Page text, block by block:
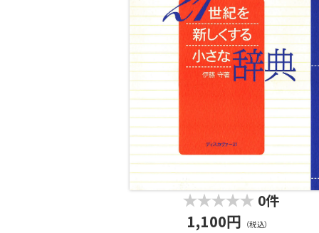
0件
1,100円 （税込）